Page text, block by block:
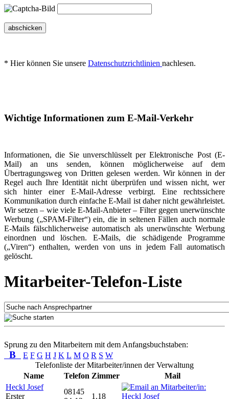
abschicken
* Hier können Sie unsere Datenschutzrichtlinien nachlesen.
Wichtige Informationen zum E-Mail-Verkehr
Informationen, die Sie unverschlüsselt per Elektronische Post (E-
Mail) an uns senden, können möglicherweise auf dem
Übertragungsweg von Dritten gelesen werden. Wir können in der
Regel auch Ihre Identität nicht überprüfen und wissen nicht, wer
sich hinter einer E-Mail-Adresse verbirgt. Eine rechtssichere
Kommunikation durch einfache E-Mail ist daher nicht gewährleistet.
Wir setzen – wie viele E-Mail-Anbieter – Filter gegen unerwünschte
Werbung („SPAM-Filter“) ein, die in seltenen Fällen auch normale
E-Mails fälschlicherweise automatisch als unerwünschte Werbung
einordnen und löschen. E-Mails, die schädigende Programme
(„Viren“) enthalten, werden von uns in jedem Fall automatisch
gelöscht.
Mitarbeiter-Telefon-Liste
Sprung zu den Mitarbeitern mit dem Anfangsbuchstaben:
B E F G H J K L M O R S W
Telefonliste der Mitarbeiter/innen der Verwaltung
Name
Telefon Zimmer
Mail
Heckl Josef
Erster
08145
1.18